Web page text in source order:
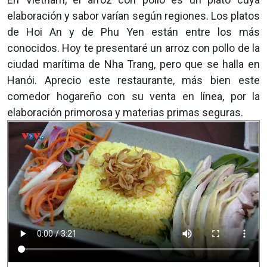
elaboración y sabor varían según regiones. Los platos
de Hoi An y de Phu Yen están entre los más
conocidos. Hoy te presentaré un arroz con pollo de la
ciudad marítima de Nha Trang, pero que se halla en
Hanói. Aprecio este restaurante, más bien este
comedor hogareño con su venta en línea, por la
elaboración primorosa y materias primas seguras.